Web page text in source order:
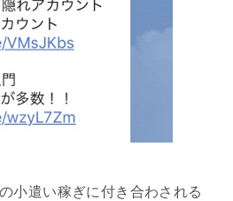
小遣い稼ぎに付き合わされる